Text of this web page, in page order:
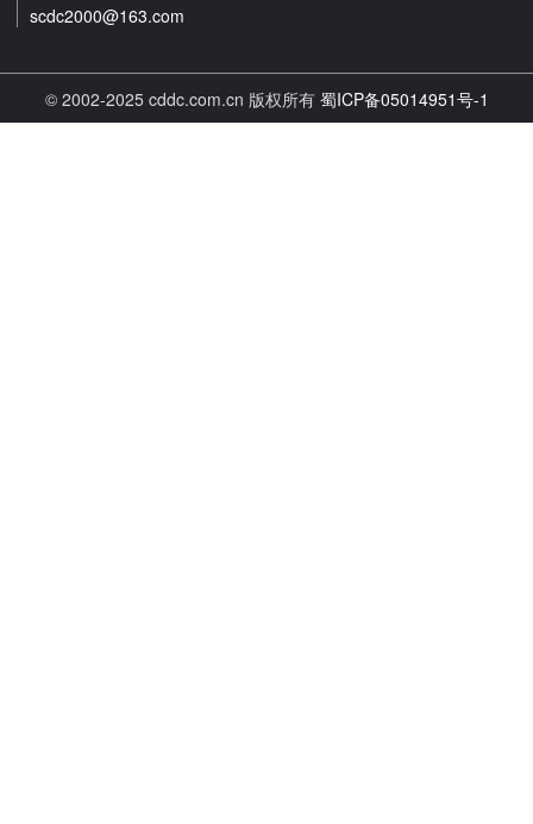
scdc2000@163.com
© 2002-2025 cddc.com.cn 版权所有 蜀ICP备05014951号-1